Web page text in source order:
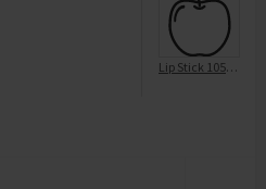
Lip Stick 105 Berry Sorbet